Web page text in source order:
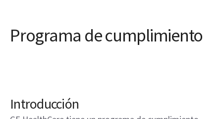
Programa de cumplimiento
Introducción